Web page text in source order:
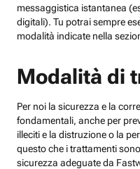
messaggistica istantanea
digitali). Tu potrai sempre
modalità indicate nella
Modalità di
Per noi la sicurezza e la
fondamentali, anche per
illeciti e la distruzione o la
questo che i trattamenti
sicurezza adeguate da